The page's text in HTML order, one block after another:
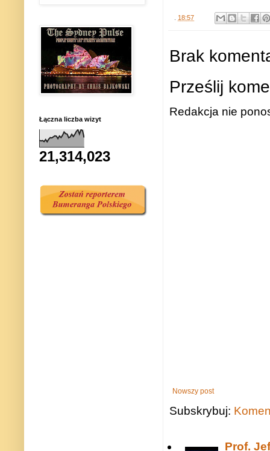
18:57
Brak
Prześlij
Redakcja nie
Nowszy post
Subskrybuj:
Prof.
Łączna liczba wizyt
21,314,023